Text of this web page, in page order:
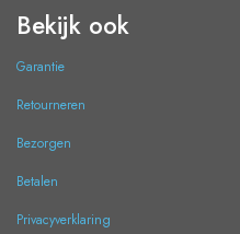
Bekijk ook
Garantie
Retourneren
Bezorgen
Betalen
Privacyverklaring